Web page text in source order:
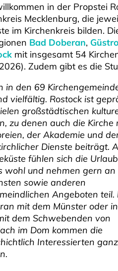
in der Propstei
Mecklenburg, die
im Kirchenkreis bilden.
Bad Doberan,
mit insgesamt 54
Zudem gibt es die
in den 69
vielfältig. Rostock ist
großstädtischen
zu denen auch die Kirche
der Akademie und
Dienste beiträgt.
fühlen sich die
wohl und nehmen gern an
sowie anderen
Angeboten teil.
mit dem Münster oder in
dem Schwebenden von
im Dom kommen die
Interessierten